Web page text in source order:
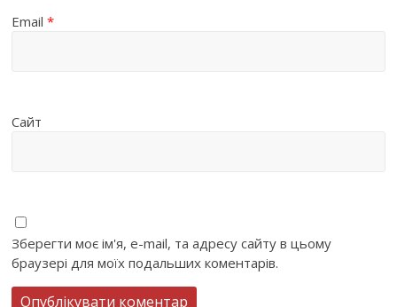
Email*
Сайт
Зберегти моє ім'я, e-mail, та адресу сайту в цьому
браузері для моїх подальших коментарів.